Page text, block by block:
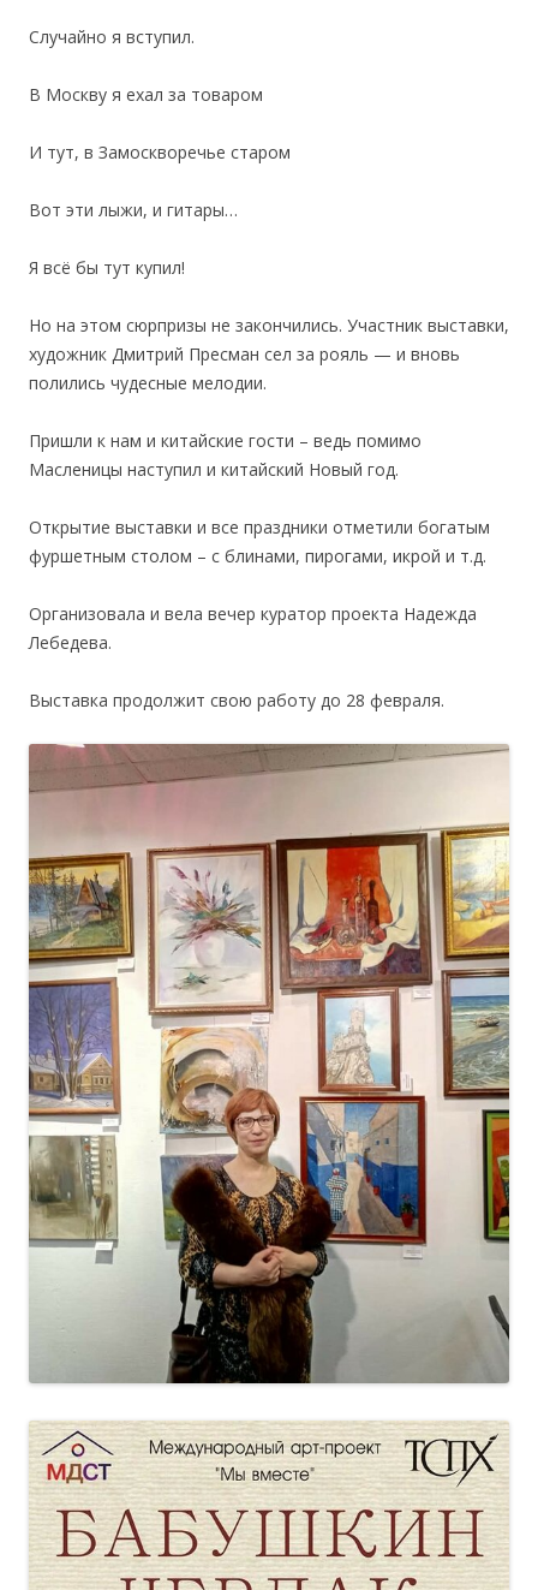
Случайно я вступил.
В Москву я ехал за товаром
И тут, в Замоскворечье старом
Вот эти лыжи, и гитары…
Я всё бы тут купил!
Но на этом сюрпризы не закончились. Участник выставки,
художник Дмитрий Пресман сел за рояль — и вновь
полились чудесные мелодии.
Пришли к нам и китайские гости – ведь помимо
Масленицы наступил и китайский Новый год.
Открытие выставки и все праздники отметили богатым
фуршетным столом – с блинами, пирогами, икрой и т.д.
Организовала и вела вечер куратор проекта Надежда
Лебедева.
Выставка продолжит свою работу до 28 февраля.